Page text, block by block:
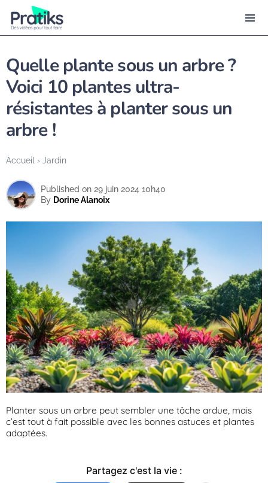
Accueil › Jardin
Quelle plante sous un arbre ?
Voici 10 plantes ultra-
résistantes à planter sous un
arbre !
Planter sous un arbre peut sembler une tâche ardue, mais
c’est tout à fait possible avec les bonnes astuces et plantes
adaptées.
By Dorine Alanoix
Published on 29 juin 2024 10h40
Partagez c'est la vie :